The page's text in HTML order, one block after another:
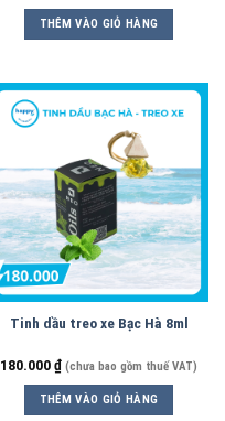
THÊM VÀO GIỎ HÀNG
Tinh dầu treo xe Bạc Hà 8ml
180.000₫ (chưa bao gồm thuế VAT)
THÊM VÀO GIỎ HÀNG